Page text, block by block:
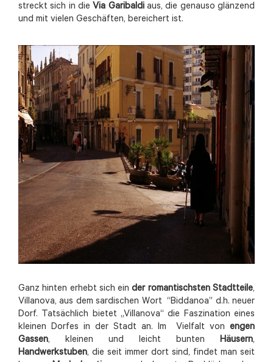
streckt sich in die Via Garibaldiaus, die genauso glänzend
und mit vielen Geschäften, bereichert ist.
Ganz hinten erhebt sich einder romantischsten Stadtteile,
Villanova, aus dem sardischen Wort “Biddanoa” d.h. neuer
Dorf. Tatsächlich bietet „Villanova“ die Faszination eines
kleinen Dorfes in der Stadt an. Im Vielfalt von engen
Gassen, kleinen und leicht bunten Häusern,
Handwerkstuben, die seit immer dort sind, findet man seit